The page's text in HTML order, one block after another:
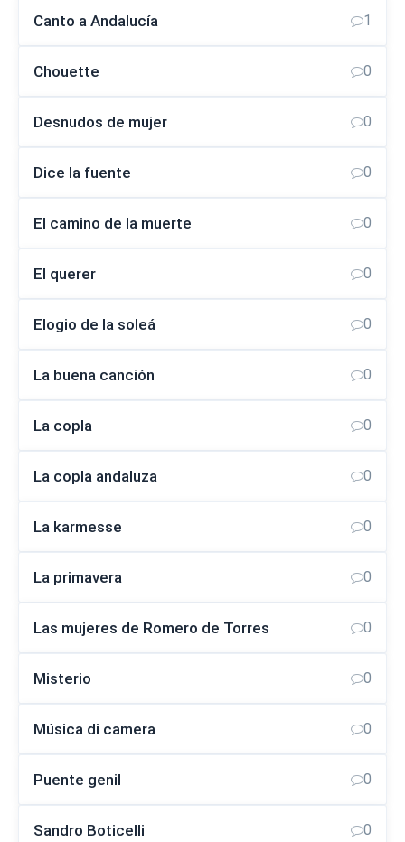
Canto a Andalucía 1
Chouette 0
Desnudos de mujer 0
Dice la fuente 0
El camino de la muerte 0
El querer 0
Elogio de la soleá 0
La buena canción 0
La copla 0
La copla andaluza 0
La karmesse 0
La primavera 0
Las mujeres de Romero de Torres 0
Misterio 0
Música di camera 0
Puente genil 0
Sandro Boticelli 0